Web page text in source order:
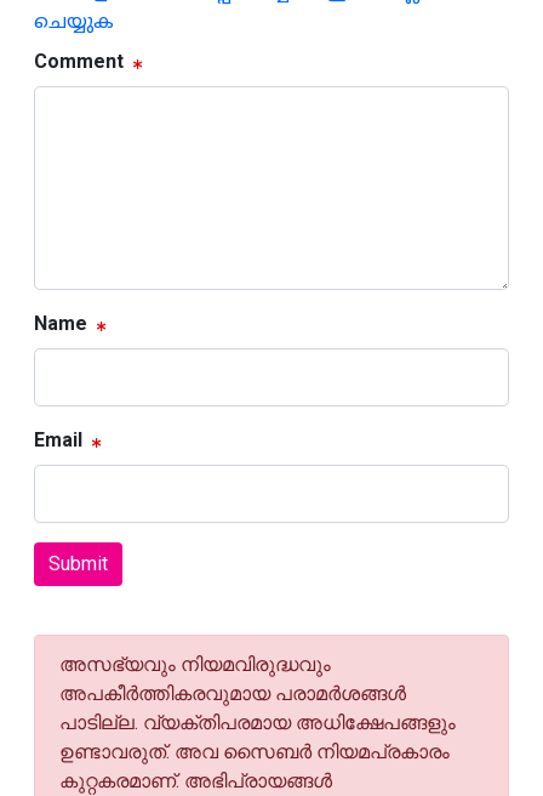
ചെയ്യുക
Comment
Name
Email
Submit
അസഭ്യവും നിയമവിരുദ്ധവും
അപകീര്‍ത്തികരവുമായ പരാമര്‍ശങ്ങള്‍
പാടില്ല. വ്യക്തിപരമായ അധിക്ഷേപങ്ങളും
ഉണ്ടാവരുത്. അവ സൈബര്‍ നിയമപ്രകാരം
കുറ്റകരമാണ്. അഭിപ്രായങ്ങള്‍